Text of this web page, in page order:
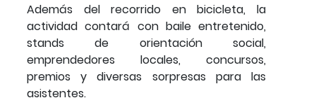
Además del recorrido en bicicleta, la
actividad contará con baile entretenido,
stands de orientación social,
emprendedores locales, concursos,
premios y diversas sorpresas para las
asistentes.